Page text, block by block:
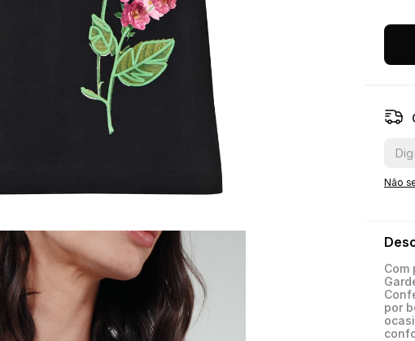
Não
Com
por